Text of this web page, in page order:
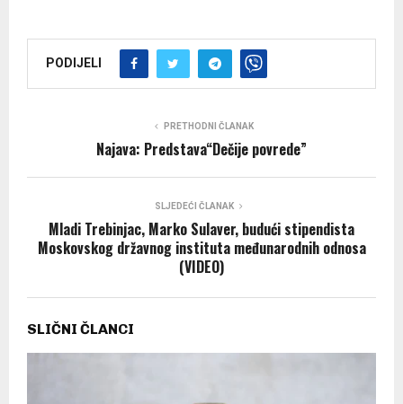
PODIJELI
PRETHODNI ČLANAK
Najava: Predstava“Dečije povrede”
SLJEDEĆI ČLANAK
Mladi Trebinjac, Marko Sulaver, budući stipendista
Moskovskog državnog instituta međunarodnih odnosa
(VIDEO)
SLIČNI ČLANCI